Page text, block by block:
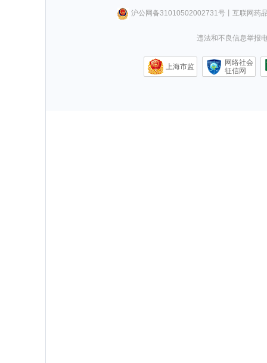
沪公网备31010502002731号丨 互联网药
违法和不良信息举报
上海市监
网络社会
征信网